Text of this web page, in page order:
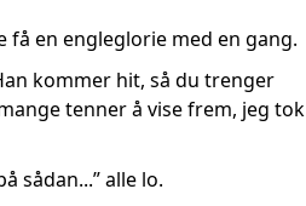
få en engleglorie med en gang.
kommer hit, så du trenger
tenner å vise frem, jeg tok
sådan...” alle lo.